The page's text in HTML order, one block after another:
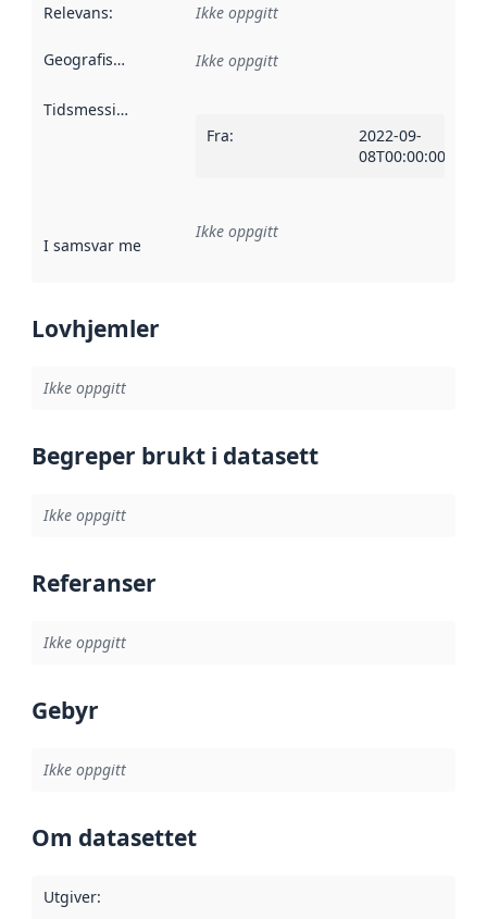
Relevans: Ikke oppgitt
Geografisk avgrensning :
Ikke oppgitt
Tidsmessig avgrensning
Fra:
2022-09-
08T00:00:00Z
I samsvar med Referanse til en implementasjonsregel
Ikke oppgitt
Lovhjemler
Ikke oppgitt
Begreper brukt i datasett
Ikke oppgitt
Referanser
Ikke oppgitt
Gebyr
Ikke oppgitt
Om datasettet
Utgiver: